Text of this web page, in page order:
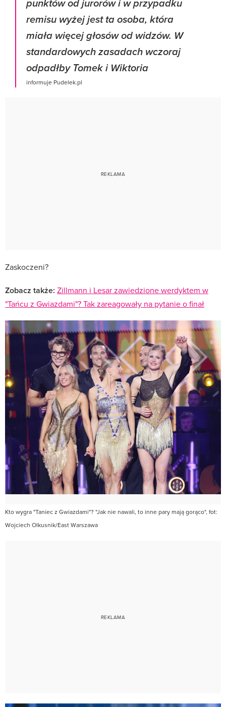
punktów od jurorów i w przypadku
remisu wyżej jest ta osoba, która
miała więcej głosów od widzów. W
standardowych zasadach wczoraj
odpadłby Tomek i Wiktoria
informuje Pudelek.pl
Zaskoczeni?
Zobacz także: Zillmann i Lesar zawiedzione werdyktem w
"Tańcu z Gwiazdami"? Tak zareagowały na pytanie o finał
Kto wygra "Taniec z Gwiazdami"? "Jak nie nawali, to inne pary mają gorąco", fot:
Wojciech Olkusnik/East Warszawa